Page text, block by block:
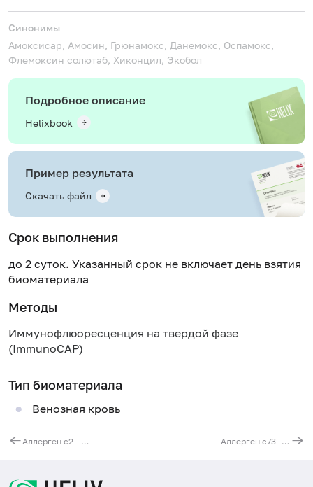
Синонимы
Амоксисар, Амосин, Грюнамокс, Данемокс, Оспамокс,
Флемоксин солютаб, Хиконцил, Экобол
Подробное описание
Helixbook
Пример результата
Скачать файл
Срок выполнения
до 2 суток. Указанный срок не включает день взятия
биоматериала
Методы
Иммунофлюоресценция на твердой фазе
(ImmunoCAP)
Тип биоматериала
Венозная кровь
Аллерген c2 - пенициллин V, IgE (ImmunoCAP) Аллерген c73 - инсулин человеческий, IgE (ImmunoCAP)